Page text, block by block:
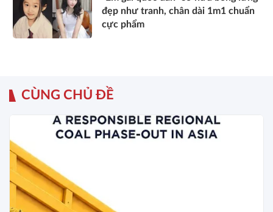
đẹp như tranh, chân dài 1m1 chuẩn
cực phẩm
CÙNG CHỦ ĐỀ